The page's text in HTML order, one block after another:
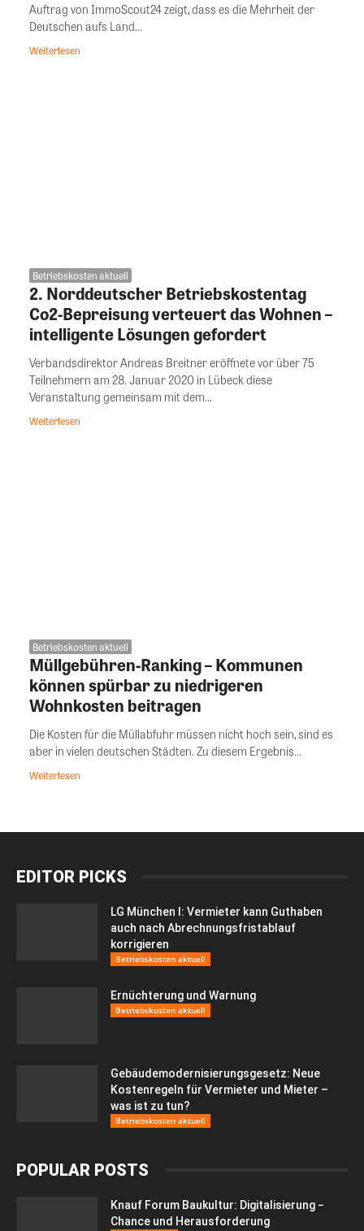
Auftrag von ImmoScout24 zeigt, dass es die Mehrheit der
Deutschen aufs Land...
Weiterlesen
Betriebskosten aktuell
2. Norddeutscher Betriebskostentag
Co2-Bepreisung verteuert das Wohnen –
intelligente Lösungen gefordert
Verbandsdirektor Andreas Breitner eröffnete vor über 75
Teilnehmern am 28. Januar 2020 in Lübeck diese
Veranstaltung gemeinsam mit dem...
Weiterlesen
Betriebskosten aktuell
Müllgebühren-Ranking – Kommunen
können spürbar zu niedrigeren
Wohnkosten beitragen
Die Kosten für die Müllabfuhr müssen nicht hoch sein, sind es
aber in vielen deutschen Städten. Zu diesem Ergebnis...
Weiterlesen
EDITOR PICKS
LG München I: Vermieter kann Guthaben
auch nach Abrechnungsfristablauf
korrigieren
Betriebskosten aktuell
Ernüchterung und Warnung
Betriebskosten aktuell
Gebäudemodernisierungsgesetz: Neue
Kostenregeln für Vermieter und Mieter –
was ist zu tun?
Betriebskosten aktuell
POPULAR POSTS
Knauf Forum Baukultur: Digitalisierung −
Chance und Herausforderung